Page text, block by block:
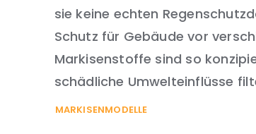
sie keine echten
Schutz für Gebäude vor
Markisenstoffe sind so
schädliche Umwelteinflüsse
MARKISENMODELLE